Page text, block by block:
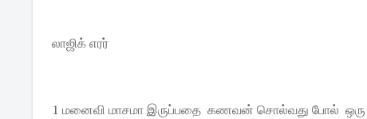
லாஜிக் எரர்
1 மனைவி மாசமா இருப்பதை கணவன் சொல்வது போல் ஒரு